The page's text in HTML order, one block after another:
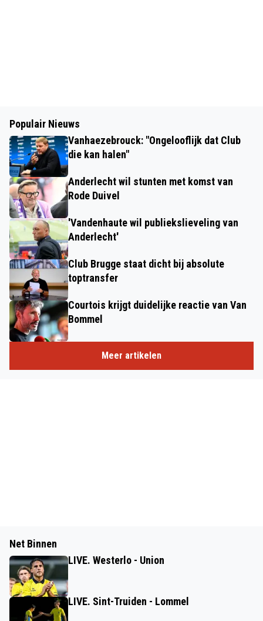
Populair Nieuws
Vanhaezebrouck: "Ongelooflijk dat Club
die kan halen"
Anderlecht wil stunten met komst van
Rode Duivel
'Vandenhaute wil publiekslieveling van
Anderlecht'
Club Brugge staat dicht bij absolute
toptransfer
Courtois krijgt duidelijke reactie van Van
Bommel
Meer artikelen
Net Binnen
LIVE. Westerlo - Union
LIVE. Sint-Truiden - Lommel